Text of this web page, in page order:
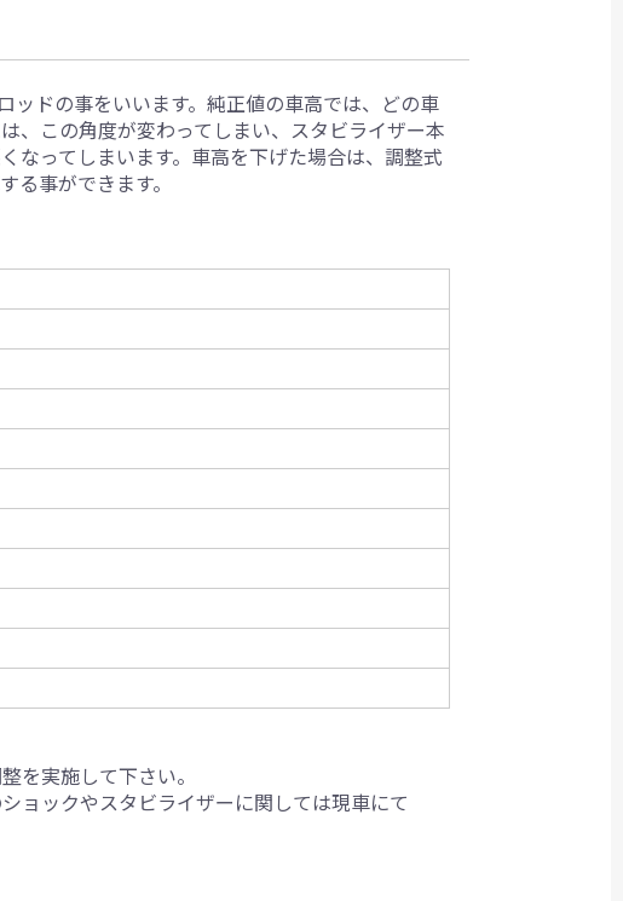
ドの事をいいます。純正値の車高では、どの車
、この角度が変わってしまい、スタビライザー本
なってしまいます。車高を下げた場合は、調整式
事ができます。
を実施して下さい。
ョックやスタビライザーに関しては現車にて